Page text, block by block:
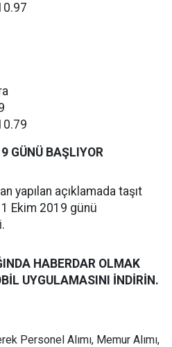
GÜNÜ BAŞLIYOR
yapılan açıklamada taşıt
Ekim 2019 günü
HABERDAR OLMAK
UYGULAMASINI İNDİRİN.
Personel Alımı, Memur Alımı,